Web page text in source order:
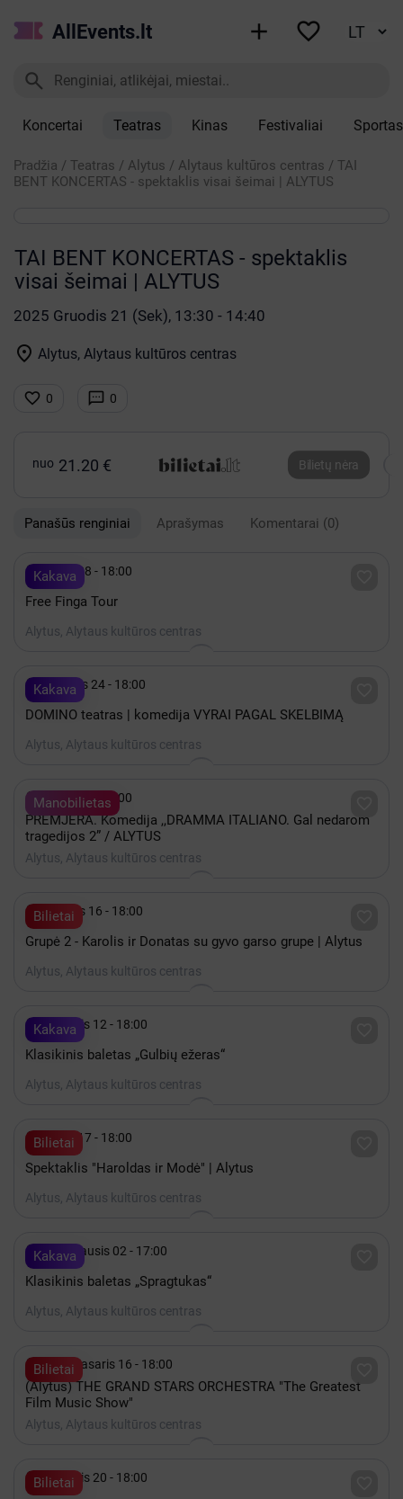
AllEvents.lt  

Koncertai Teatras Kinas Festivaliai Sportas
Pradžia / Teatras / Alytus / Alytaus kultūros centras / TAI
BENT KONCERTAS - spektaklis visai šeimai | ALYTUS
TAI BENT KONCERTAS - spektaklis
visai šeimai | ALYTUS
2025 Gruodis 21 (Sek), 13:30 - 14:40
 Alytus, Alytaus kultūros centras
 0  0
nuo 21.20 € Bilietų nėra
Panašūs renginiai Aprašymas Komentarai (0)
Kakava
 Spalis 28 - 18:00
Free Finga Tour
Alytus, Alytaus kultūros centras
Kakava
 Rugsėjis 24 - 18:00
DOMINO teatras | komedija VYRAI PAGAL SKELBIMĄ
Alytus, Alytaus kultūros centras
Manobilietas
 Spalis 06 - 18:00
PREMJERA. Komedija ,,DRAMMA ITALIANO. Gal nedarom
tragedijos 2” / ALYTUS
Alytus, Alytaus kultūros centras
Bilietai
 Gruodis 16 - 18:00
Grupė 2 - Karolis ir Donatas su gyvo garso grupe | Alytus
Alytus, Alytaus kultūros centras
Kakava
 Lapkritis 12 - 18:00
Klasikinis baletas „Gulbių ežeras“
Alytus, Alytaus kultūros centras
Bilietai
 Spalis 17 - 18:00
Spektaklis "Haroldas ir Modė" | Alytus
Alytus, Alytaus kultūros centras
Kakava
 2027 Sausis 02 - 17:00
Klasikinis baletas „Spragtukas“
Alytus, Alytaus kultūros centras
Bilietai
 2027 Vasaris 16 - 18:00
(Alytus) THE GRAND STARS ORCHESTRA "The Greatest
Film Music Show"
Alytus, Alytaus kultūros centras
Bilietai
 Lapkritis 20 - 18:00